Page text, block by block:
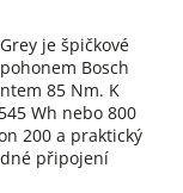
je špičkové
Bosch
85 Nm. K
Wh nebo 800
200 a praktický
připojení